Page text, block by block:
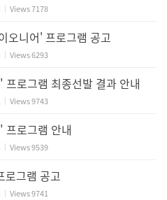
Views7178
오니어' 프로그램 공고
Views6293
로그램 최종선발 결과 안내
Views9743
로그램 안내
Views9539
로그램 공고
Views9741